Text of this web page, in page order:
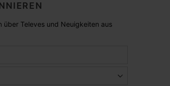
über Televes und Neuigkeiten aus